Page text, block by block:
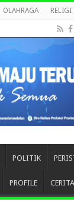
OLAHRAGA RELIGI
POLITIK
PROFILE